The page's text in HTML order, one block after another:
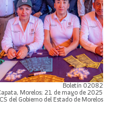
Boletín 02082
Morelos; 21 de mayo de 2025
del Gobierno del Estado de Morelos